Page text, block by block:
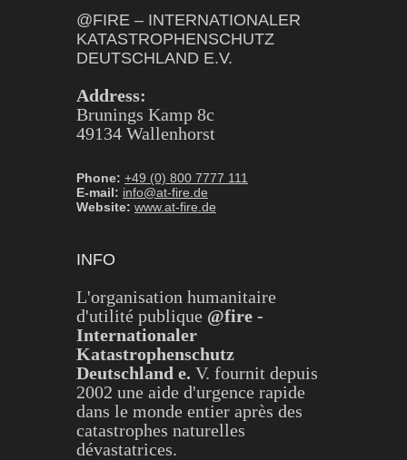
@FIRE – INTERNATIONALER
KATASTROPHENSCHUTZ
DEUTSCHLAND E.V.
Address:
Brunings Kamp 8c
49134 Wallenhorst
Phone: +49 (0) 800 7777 111
E-mail: info@at-fire.de
Website: www.at-fire.de
INFO
L'organisation humanitaire
d'utilité publique @fire -
Internationaler
Katastrophenschutz
Deutschland e. V. fournit depuis
2002 une aide d'urgence rapide
dans le monde entier après des
catastrophes naturelles
dévastatrices.